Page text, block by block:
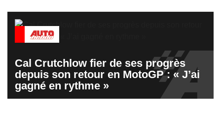
Cal Crutchlow fier de ses progrès
depuis son retour en MotoGP : « J’ai
gagné en rythme »